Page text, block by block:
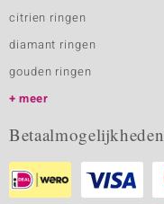
citrien ringen
diamant ringen
gouden ringen
meer
Betaalmogelijkheden